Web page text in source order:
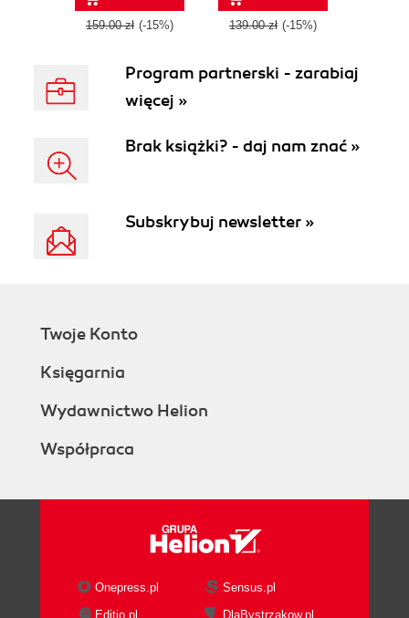
159.00 zł (-15%) 139.00 zł (-15%)
Program partnerski - zarabiaj
więcej »
Brak książki? - daj nam znać »
Subskrybuj newsletter »
Twoje Konto
Księgarnia
Wydawnictwo Helion
Współpraca
Onepress.pl
Sensus.pl
Editio.pl
DlaBystrzakow.pl